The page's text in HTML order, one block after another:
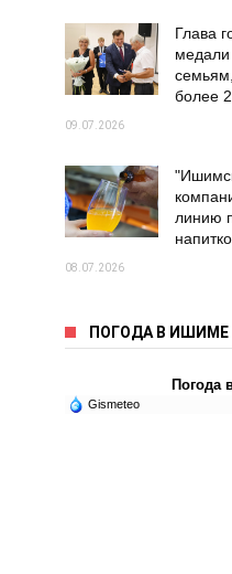
Глава
медали
более
09.07.2026
линию
08.07.2026
ПОГОДА В ИШИМЕ
Погода
Gismeteo